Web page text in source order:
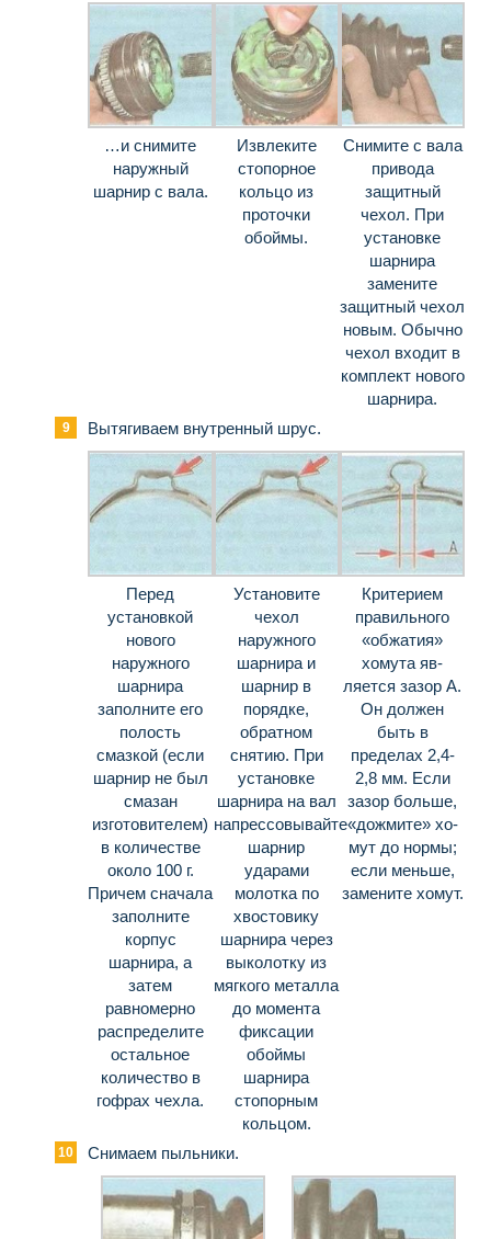
…и снимите
наружный
шарнир с вала.
Извлеките
стопорное
кольцо из
проточ­ки
обоймы.
Снимите с вала
привода
защитный
чехол. При
установке
шарнира
замените
защитный чехол
новым. Обычно
чехол входит в
ком­плект нового
шарнира.
Вытягиваем внутренный шрус.
Перед
установкой
нового
наружного
шарнира
заполните его
полость
смазкой (если
шарнир не был
смазан
изготовителем)
в коли­честве
около 100 г.
Причем сначала
заполните
корпус
шарнира, а
затем
равномерно
распре­делите
остальное
количество в
гофрах чехла.
Установите
чехол
наружного
шарнира и
шарнир в
порядке,
обратном
снятию. При
установке
шарнира на вал
напрессовывайте
шарнир
ударами
молотка по
хвостовику
шар­нира через
выколотку из
мягкого металла
до момента
фиксации
обоймы
шарнира
стопор­ным
кольцом.
Критерием
правильного
«обжатия»
хомута яв­
ляется зазор А.
Он должен
быть в
пределах 2,4-
2,8 мм. Если
зазор больше,
«дожмите» хо­
мут до нормы;
если меньше,
замените хомут.
Снимаем пыльники.